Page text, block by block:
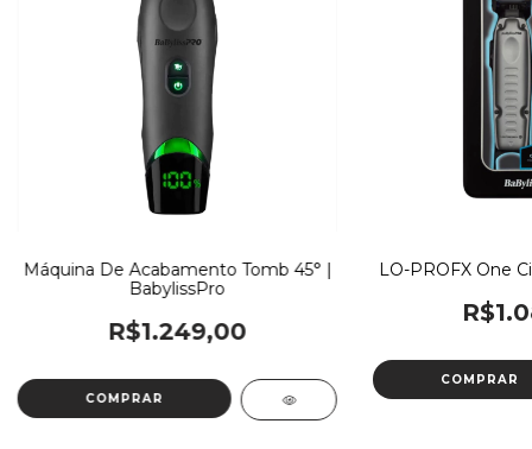
Máquina De Acabamento Tomb 45° |
BabylissPro
R$1.249,00
LO-PROFX One